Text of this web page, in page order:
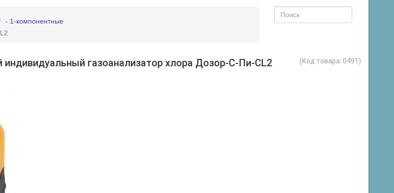
- 1-компонентные
индивидуальный газоанализатор хлора Дозор-С-Пи-CL2 (Код товара: 0491 )